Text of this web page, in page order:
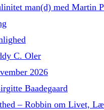
man(d) med Martin
C. Oler
2026
Baadegaard
– Robbin om Livet,